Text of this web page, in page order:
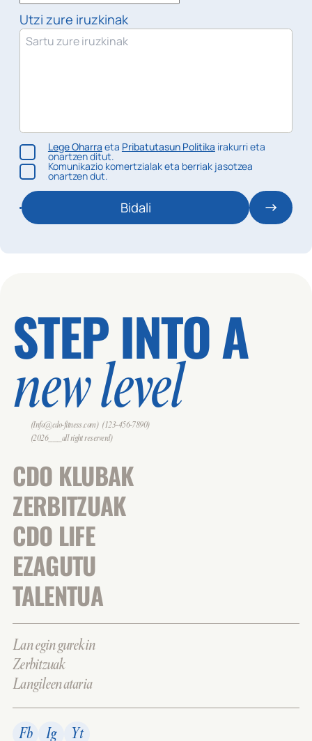
Utzi zure iruzkinak
Lege Oharra eta Pribatutasun Politika irakurri eta
onartzen ditut.
Komunikazio komertzialak eta berriak jasotzea
onartzen dut.
Bidali
STEP INTO A
new level
(Info@cdo-fitness.com) (123-456-7890)
(2026___all right reserverd)
CDO KLUBAK
ZERBITZUAK
CDO LIFE
EZAGUTU
TALENTUA
Lan egin gurekin
Zerbitzuak
Langileen ataria
Fb Ig Yt